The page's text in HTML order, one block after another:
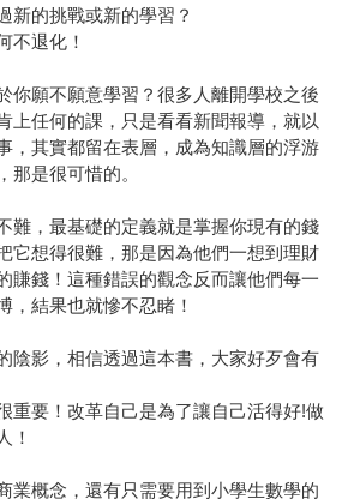
感覺的作者，一個自己在往前走也
作者。」
新的挑戰或新的學習？
不退化！
你願不願意學習？很多人離開學校之後
上任何的課，只是看看新聞報導，就以
，其實都留在表層，成為知識層的浮游
那是很可惜的。
難，最基礎的定義就是掌握你現有的錢
它想得很難，那是因為他們一想到理財
賺錢！這種錯誤的觀念反而讓他們每一
，結果也就慘不忍睹！
陰影，相信透過這本書，大家好歹會有
重要！改革自己是為了讓自己活得好!做
！
業概念，還有只需要用到小學生數學的